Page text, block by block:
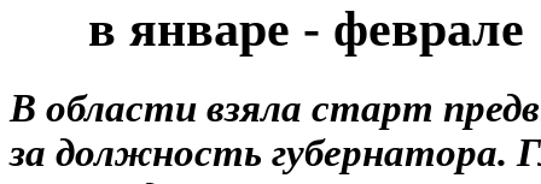
в январе - феврале
В области взяла старт
за должность губернатора.